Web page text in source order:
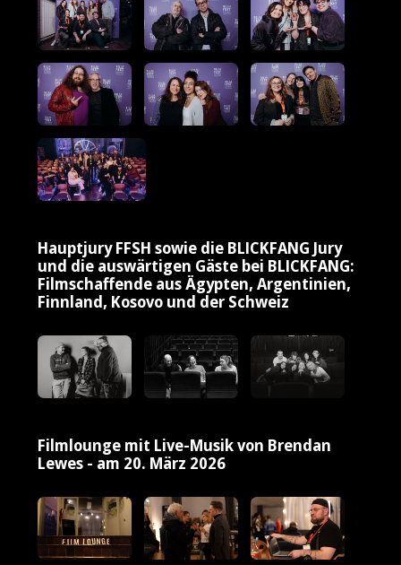
Hauptjury FFSH sowie die BLICKFANG Jury
und die auswärtigen Gäste bei BLICKFANG:
Filmschaffende aus Ägypten, Argentinien,
Finnland, Kosovo und der Schweiz
Filmlounge mit Live-Musik von Brendan
Lewes - am 20. März 2026